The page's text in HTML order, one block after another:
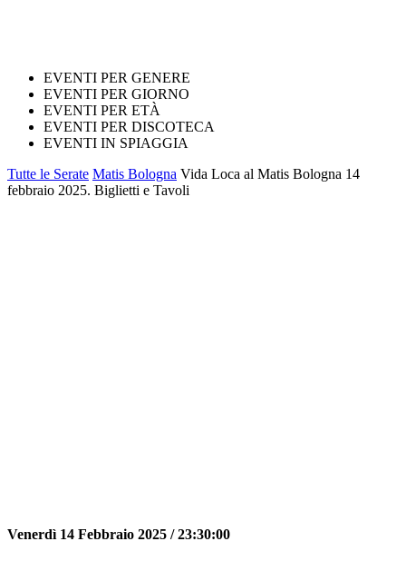
EVENTI PER GENERE
EVENTI PER GIORNO
EVENTI PER ETÀ
EVENTI PER DISCOTECA
EVENTI IN SPIAGGIA
Tutte le Serate Matis Bologna Vida Loca al Matis Bologna 14
febbraio 2025. Biglietti e Tavoli
Venerdì 14 Febbraio 2025 /23:30:00